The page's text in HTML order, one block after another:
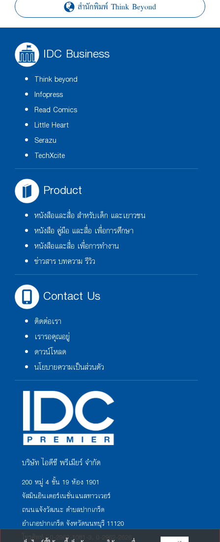
สำนักพิมพ์ Think Beyond
IDC Business
Think beyond
Infopress
Read Comics
Little Heart
Serazu
TechXcite
Product
หนังสือและสื่อ สำหรับเด็ก และเยาวชน
หนังสือ คู่มือ และสื่อ เพื่อการศึกษา
หนังสือและสื่อ เพื่อการทำงาน
ข่าวสาร บทความ รีวิว
Contact Us
ติดต่อเรา
เรารอคุณอยู่
ดาวน์โหลด
นโยบายความเป็นส่วนตัว
บริษัท ไอดีซี พรีเมียร์ จำกัด
200 หมู่ 4 ชั้น 19 ห้อง 1901
จัสมินอินเตอร์เนชั่นแนลทาวเวอร์
ถนนแจ้งวัฒนะ ตำบลปากเกร็ด
อำเภอปากเกร็ด จังหวัดนนทบุรี 11120
โทรศัพท์ : 0-2962-1081-3, 0-2962-2626